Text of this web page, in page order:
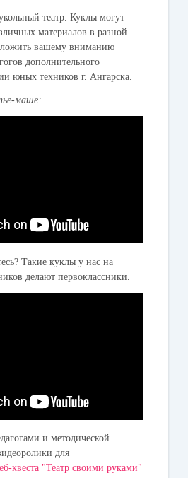
театр. Куклы могут
материалов в разной
вашему вниманию
дополнительного
юных техников г. Ангарска.
маше:
Такие куклы у нас на
делают первоклассники.
и методической
для
квеста "Театр своими руками"